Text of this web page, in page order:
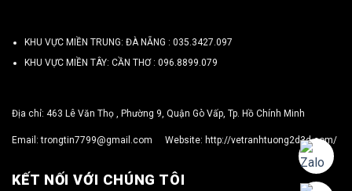
KHU VỰC MIỀN TRUNG: ĐÀ NẴNG : 035.3427.097
KHU VỰC MIỀN TÂY: CẦN THƠ : 096.8899.079
Địa chỉ: 463 Lê Văn Thọ , Phường 9, Quận Gò Vấp, Tp. Hồ Chính Minh
Email:trongtin7799@gmail.com Website: http://vetranhtuong2d3d.com/
KẾT NỐI VỚI CHÚNG TÔI